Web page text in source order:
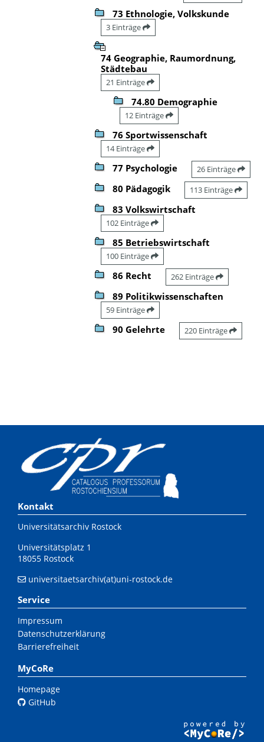
73 Ethnologie, Volkskunde
3 Einträge
74 Geographie, Raumordnung,
Städtebau
21 Einträge
74.80 Demographie
12 Einträge
76 Sportwissenschaft
14 Einträge
77 Psychologie 26 Einträge
80 Pädagogik 113 Einträge
83 Volkswirtschaft
102 Einträge
85 Betriebswirtschaft
100 Einträge
86 Recht 262 Einträge
89 Politikwissenschaften
59 Einträge
90 Gelehrte 220 Einträge
Kontakt
Universitätsarchiv Rostock
Universitätsplatz 1
18055 Rostock
universitaetsarchiv(at)uni-rostock.de
Service
Impressum
Datenschutzerklärung
Barrierefreiheit
MyCoRe
Homepage
GitHub